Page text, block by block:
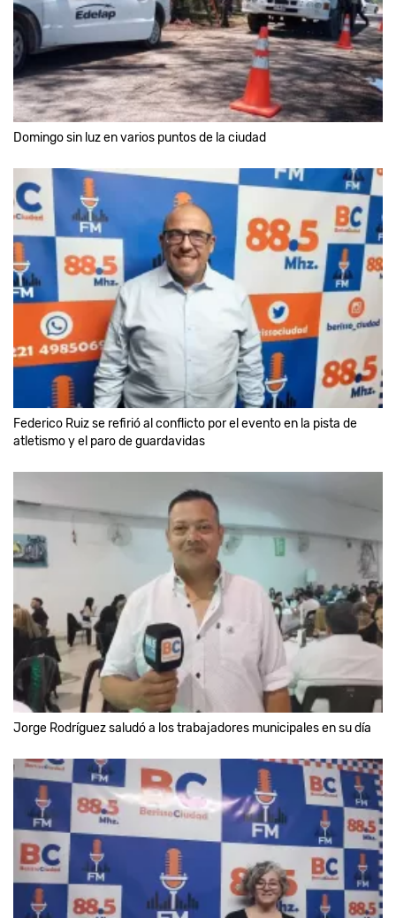
Domingo sin luz en varios puntos de la ciudad
Federico Ruiz se refirió al conflicto por el evento en la pista de
atletismo y el paro de guardavidas
Jorge Rodríguez saludó a los trabajadores municipales en su día